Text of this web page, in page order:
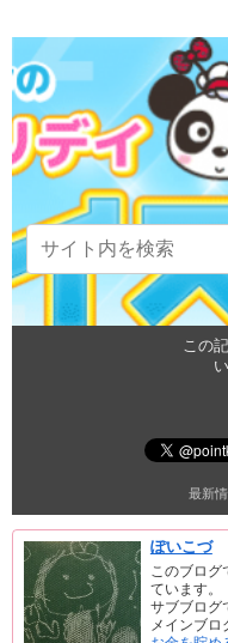
この
最新
ぽいこづ
このブログ
ています。
サブブログ
メインブロ